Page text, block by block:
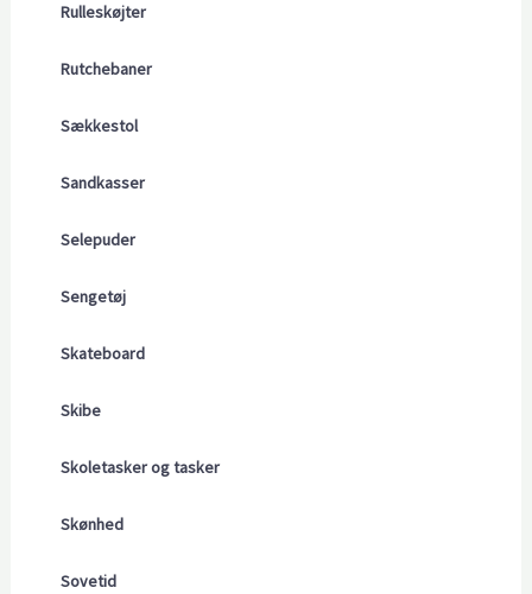
Rulleskøjter
Rutchebaner
Sækkestol
Sandkasser
Selepuder
Sengetøj
Skateboard
Skibe
Skoletasker og tasker
Skønhed
Sovetid